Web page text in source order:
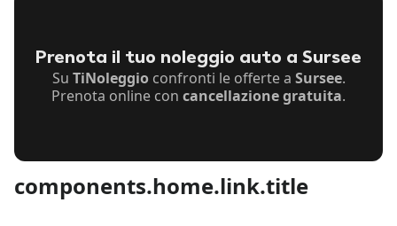
Prenota il tuo noleggio auto a Sursee
Su TiNoleggioconfronti le offerte a Sursee.
Prenota online con cancellazione gratuita.
components.home.link.title